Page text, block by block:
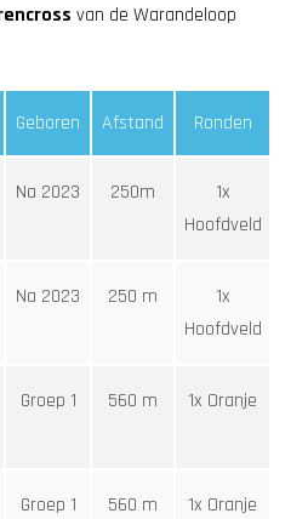
van de Warandeloop
Geboren Afstand Ronden
Na 2023 250m
1x
Hoofdveld
Na 2023 250 m
1x
Hoofdveld
Groep 1 560 m 1x Oranje
Groep 1 560 m 1x Oranje